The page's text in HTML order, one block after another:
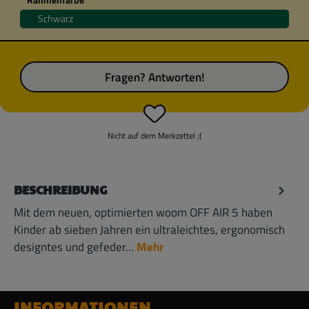
Schwarz
Nicht auf dem Merkzettel ;(
Fragen? Antworten!
BESCHREIBUNG
Mit dem neuen, optimierten woom OFF AIR 5 haben
Kinder ab sieben Jahren ein ultraleichtes, ergonomisch
designtes und gefeder… Mehr